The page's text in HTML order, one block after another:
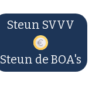
Steun SVVV
Steun de BOA's